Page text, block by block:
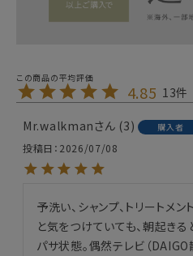
4.85 13
Mr.walkman 3 購入者
投稿日
2026/07/08
予洗い、シャンプ、トリートメン
と気をつけていても、朝起き
パサ状態。偶然テレビ（